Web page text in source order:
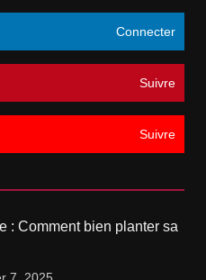
Connecter
Suivre
Suivre
: Comment bien planter sa
7, 2025